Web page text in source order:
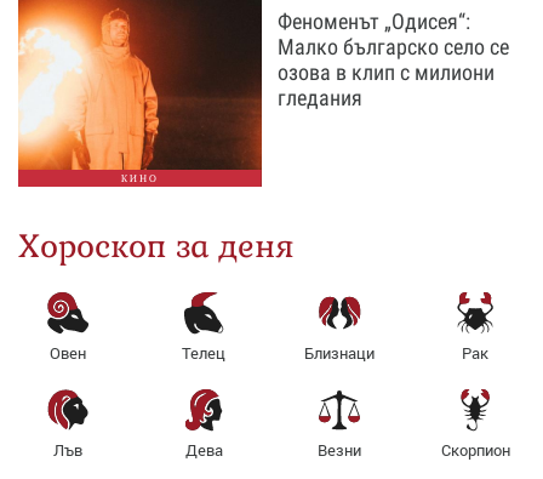
КИНО
Феноменът „Одисея“:
Малко българско село се
озова в клип с милиони
гледания
Хороскоп за деня
Овен Телец Близнаци Рак
Лъв Дева Везни Скорпион